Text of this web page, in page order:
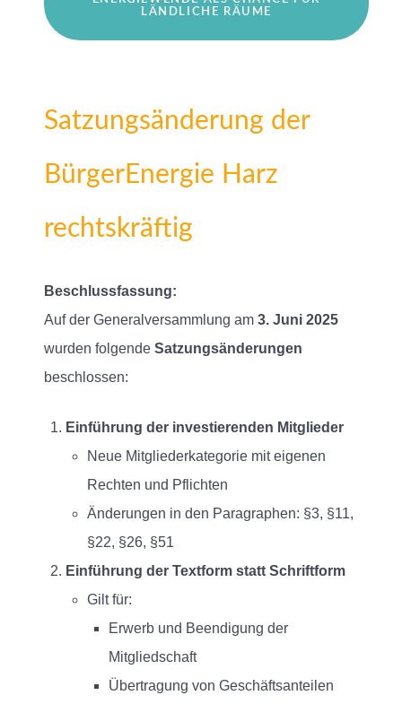
LÄNDLICHE RÄUME
Satzungsänderung der
BürgerEnergie Harz
rechtskräftig
Beschlussfassung:
Auf der Generalversammlung am 3. Juni 2025
wurden folgende Satzungsänderungen
beschlossen:
Einführung der investierenden Mitglieder
Neue Mitgliederkategorie mit eigenen
Rechten und Pflichten
Änderungen in den Paragraphen: §3, §11,
§22, §26, §51
Einführung der Textform statt Schriftform
Gilt für:
Erwerb und Beendigung der
Mitgliedschaft
Übertragung von Geschäftsanteilen